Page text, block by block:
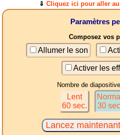
⇓ Cliquez ici pour aller
Paramètres
Composez vos
Allumer le son
Activer les
Nombre de
Lent
60 sec.
Normal
30